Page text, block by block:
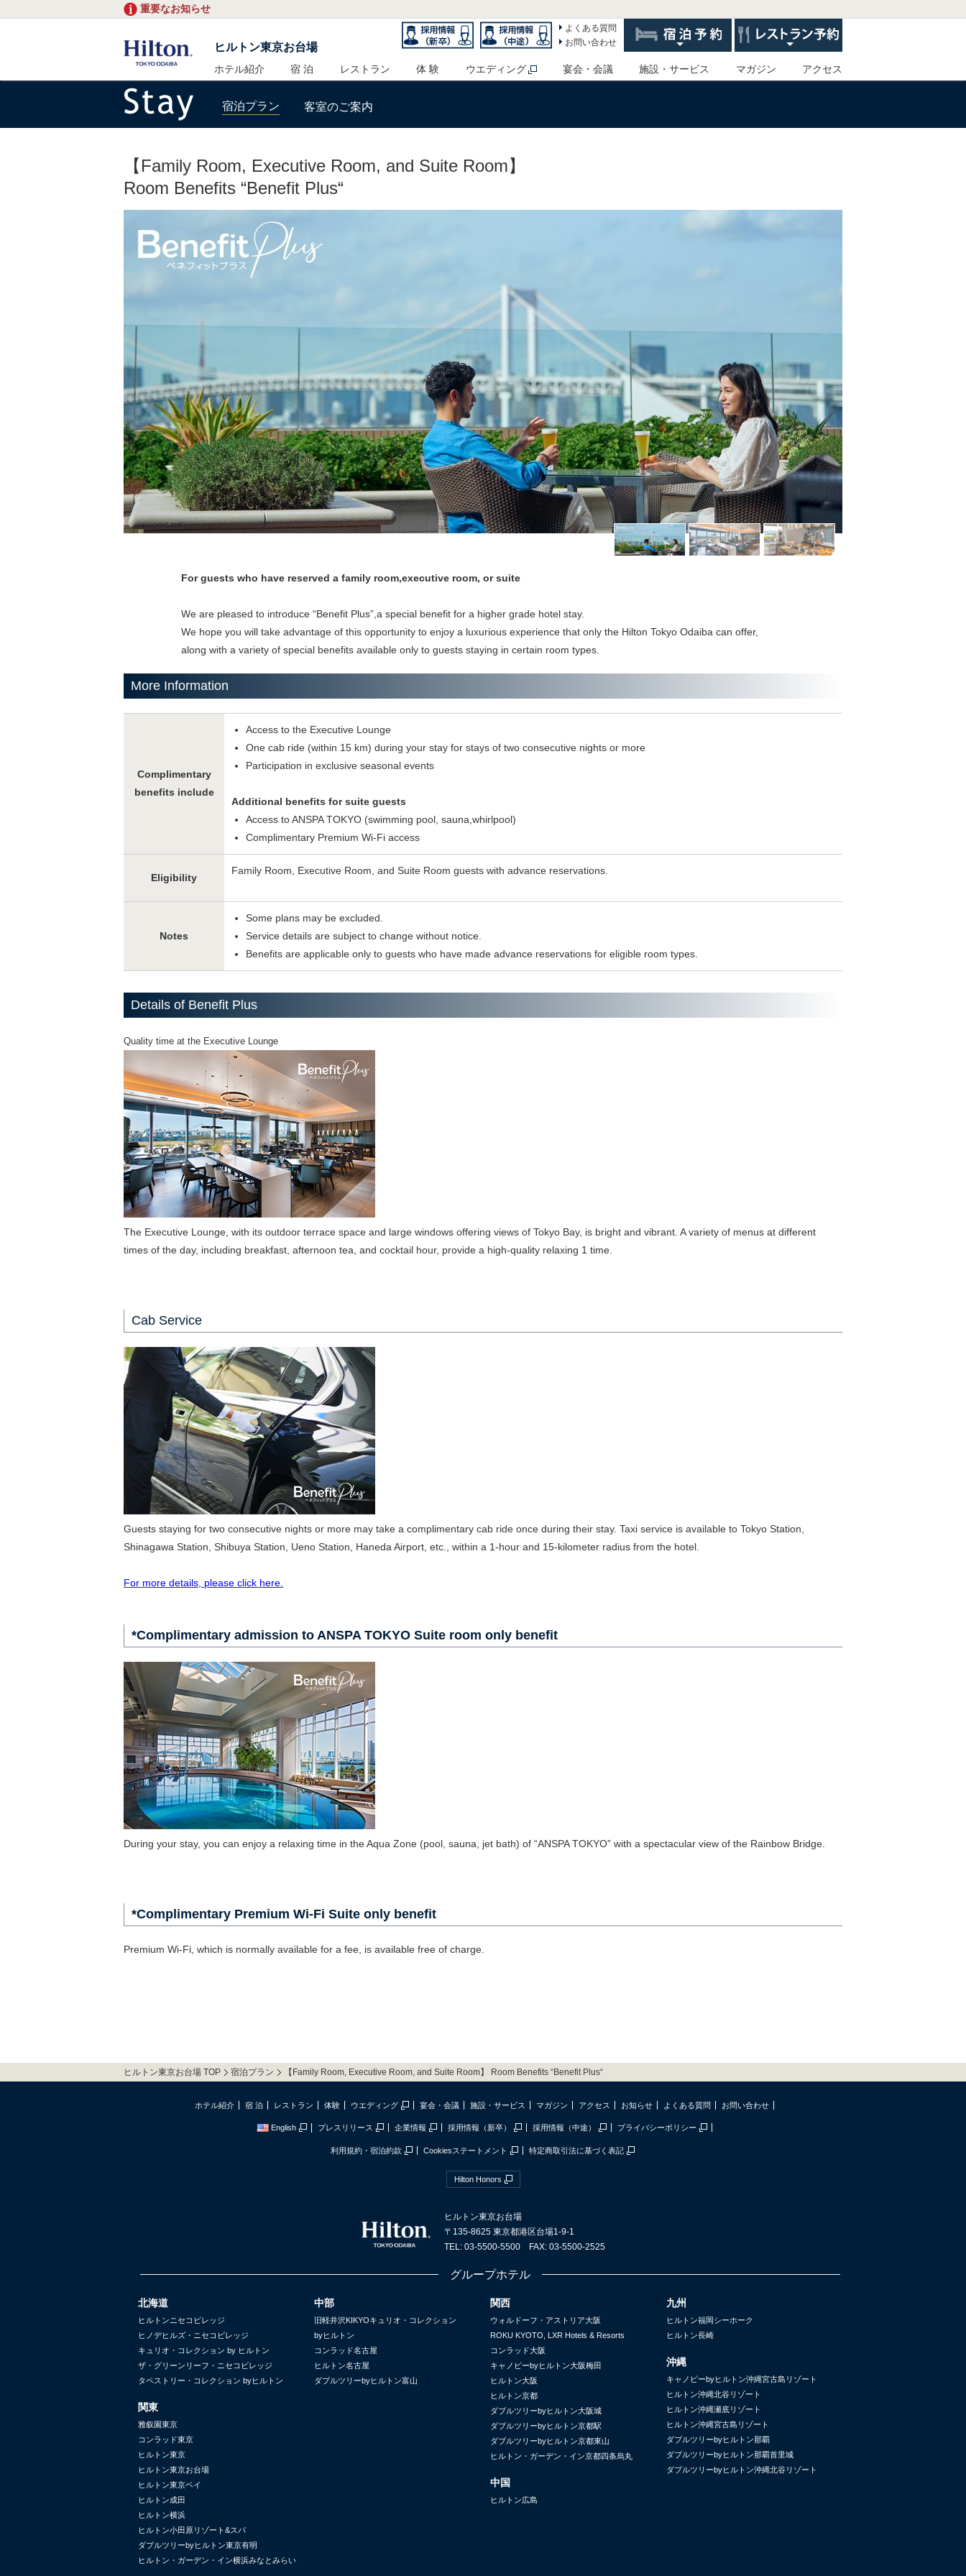
重要なお知らせ
ヒルトン東京お台場
よくある質問
お問い合わせ
ホテル紹介 宿 泊 レストラン 体 験 ウエディング 宴会・会議 施設・サービス マガジン アクセス
宿泊プラン 客室のご案内
【Family Room, Executive Room, and Suite Room】
Room Benefits “Benefit Plus“
For guests who have reserved a family room,executive room, or suite
We are pleased to introduce “Benefit Plus”,a special benefit for a higher grade hotel stay.
We hope you will take advantage of this opportunity to enjoy a luxurious experience that only the Hilton Tokyo Odaiba can offer,
along with a variety of special benefits available only to guests staying in certain room types.
More Information
Complimentary
benefits include
Access to the Executive Lounge
One cab ride (within 15 km) during your stay for stays of two consecutive nights or more
Participation in exclusive seasonal events
Additional benefits for suite guests
Access to ANSPA TOKYO (swimming pool, sauna,whirlpool)
Complimentary Premium Wi-Fi access
Eligibility
Family Room, Executive Room, and Suite Room guests with advance reservations.
Notes
Some plans may be excluded.
Service details are subject to change without notice.
Benefits are applicable only to guests who have made advance reservations for eligible room types.
Details of Benefit Plus
Quality time at the Executive Lounge
The Executive Lounge, with its outdoor terrace space and large windows offering views of Tokyo Bay, is bright and vibrant. A variety of menus at different
times of the day, including breakfast, afternoon tea, and cocktail hour, provide a high-quality relaxing 1 time.
Cab Service
Guests staying for two consecutive nights or more may take a complimentary cab ride once during their stay. Taxi service is available to Tokyo Station,
Shinagawa Station, Shibuya Station, Ueno Station, Haneda Airport, etc., within a 1-hour and 15-kilometer radius from the hotel.
For more details, please click here.
*Complimentary admission to ANSPA TOKYO Suite room only benefit
During your stay, you can enjoy a relaxing time in the Aqua Zone (pool, sauna, jet bath) of “ANSPA TOKYO” with a spectacular view of the Rainbow Bridge.
*Complimentary Premium Wi-Fi Suite only benefit
Premium Wi-Fi, which is normally available for a fee, is available free of charge.
ヒルトン東京お台場 TOP 宿泊プラン 【Family Room, Executive Room, and Suite Room】 Room Benefits “Benefit Plus“
ホテル紹介 宿 泊 レストラン 体験 ウエディング 宴会・会議 施設・サービス マガジン アクセス お知らせ よくある質問 お問い合わせ
English プレスリリース 企業情報 採用情報（新卒） 採用情報（中途） プライバシーポリシー
利用規約・宿泊約款 Cookiesステートメント 特定商取引法に基づく表記
Hilton Honors
ヒルトン東京お台場
〒135-8625 東京都港区台場1-9-1
TEL: 03-5500-5500 FAX: 03-5500-2525
グループホテル
北海道
ヒルトンニセコビレッジ
ヒノデヒルズ・ニセコビレッジ
キュリオ・コレクション by ヒルトン
ザ・グリーンリーフ・ニセコビレッジ
タペストリー・コレクション byヒルトン
関東
雅叙園東京
コンラッド東京
ヒルトン東京
ヒルトン東京お台場
ヒルトン東京ベイ
ヒルトン成田
ヒルトン横浜
ヒルトン小田原リゾート&スパ
ダブルツリーbyヒルトン東京有明
ヒルトン・ガーデン・イン横浜みなとみらい
中部
旧軽井沢KIKYOキュリオ・コレクション
byヒルトン
コンラッド名古屋
ヒルトン名古屋
ダブルツリーbyヒルトン富山
関西
ウォルドーフ・アストリア大阪
ROKU KYOTO, LXR Hotels & Resorts
コンラッド大阪
キャノピーbyヒルトン大阪梅田
ヒルトン大阪
ヒルトン京都
ダブルツリーbyヒルトン大阪城
ダブルツリーbyヒルトン京都駅
ダブルツリーbyヒルトン京都東山
ヒルトン・ガーデン・イン京都四条烏丸
中国
ヒルトン広島
九州
ヒルトン福岡シーホーク
ヒルトン長崎
沖縄
キャノピーbyヒルトン沖縄宮古島リゾート
ヒルトン沖縄北谷リゾート
ヒルトン沖縄瀬底リゾート
ヒルトン沖縄宮古島リゾート
ダブルツリーbyヒルトン那覇
ダブルツリーbyヒルトン那覇首里城
ダブルツリーbyヒルトン沖縄北谷リゾート